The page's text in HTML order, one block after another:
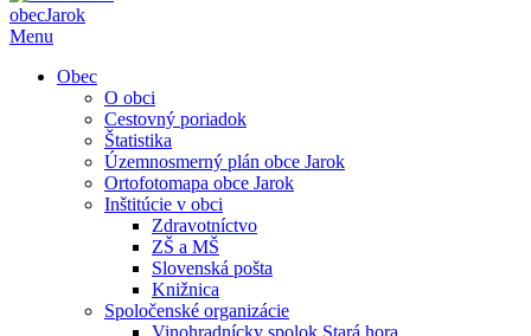
obecJarok
Menu
Obec
O obci
Cestovný poriadok
Štatistika
Územnosmerný plán obce Jarok
Ortofotomapa obce Jarok
Inštitúcie v obci
Zdravotníctvo
ZŠ a MŠ
Slovenská pošta
Knižnica
Spoločenské organizácie
Vinohradnícky spolok Stará hora